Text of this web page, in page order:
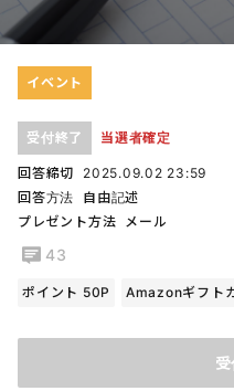
イベント
受付終了 当選者確定
回答締切
2025.09.02 23:59
回答方法
自由記述
プレゼント方法
メール
43
ポイント 50P Amazonギフト